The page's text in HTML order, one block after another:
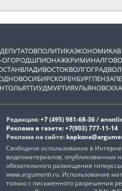
ПОЛИТИКАЭКОНОМИКА
ОГОРОДШПИОНАЖКРИМИНАЛ
ВЛАДИВОСТОКВОЛГОГРАД
НОВОСИБИРСКОРЕНБУРГПЕНЗА
ТОЛЬЯТТИУДМУРТИЯУЛЬЯНОВСК
Редакция:+7 (495) 981-68-36/
Реклама в газете:+7(903) 777-11-14
Реклама на сайте:
Свободное использование в
видеоматериалов, опубликованных
обязательного размещения
www.argumenti.ru. Использование
только с письменного разрешения